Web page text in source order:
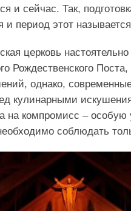
и сейчас. Так,
и период этот
церковь
Рождественского
однако,
кулинарными
на компромисс – особую
соблюдать